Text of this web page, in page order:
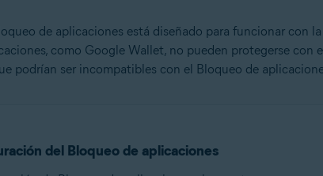
de aplicaciones está diseñado para funcionar con
como Google Wallet, no pueden protegerse
podrían ser incompatibles con el Bloqueo de
del Bloqueo de aplicaciones